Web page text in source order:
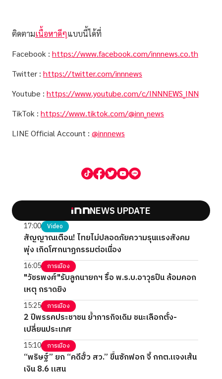
ติดตามเนื้อหาดีๆแบบนี้ได้ที่
Facebook : https://www.facebook.com/innnews.co.th
Twitter : https://twitter.com/innnews
Youtube : https://www.youtube.com/c/INNNEWS_INN
TikTok : https://www.tiktok.com/@inn_news
LINE Official Account : @innnews
NEWS UPDATE
17:00 Video
สัญญาณเตือน! ไทยไม่ปลอดภัยความรุนแรงสังคม
พุ่ง เกิดโศกนาฏกรรมต่อเนื่อง
16:05 การเมือง
"วัชรพงศ์"รับลูกนายกฯ รื้อ พ.ร.บ.อาวุธปืน ล้อมคอก
เหตุ กราดยิง
15:25 การเมือง
2 ปีพรรคประชาชน ย้ำภารกิจเดิม ชนะเลือกตั้ง-
เปลี่ยนประเทศ
15:10 การเมือง
“พริษฐ์” ยก “คดีฮั้ว สว.” ขึ้นซักฟอก จี้ กกต.แจงเส้น
เงิน 8.6 แสน